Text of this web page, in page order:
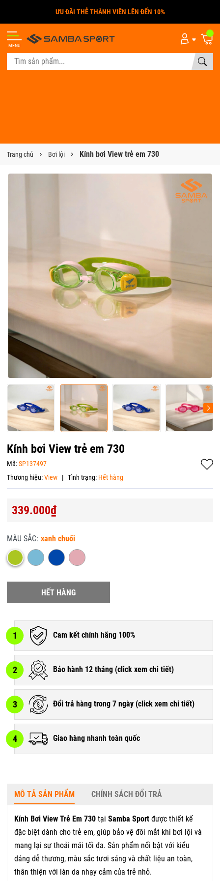
FREE SHIP TOÀN QUỐC TỪ 300K
MENU
Trang chủ Bơi lội Kính bơi View trẻ em 730
Kính bơi View trẻ em 730
Mã:SP137497
Thương hiệu:View | Tình trạng: Hết hàng
339.000₫
MÀU SẮC: xanh chuối
HẾT HÀNG
1 Cam kết chính hãng 100%
2 Bảo hành 12 tháng (click xem chi tiết)
3 Đổi trả hàng trong 7 ngày (click xem chi tiết)
4 Giao hàng nhanh toàn quốc
MÔ TẢ SẢN PHẨM CHÍNH SÁCH ĐỔI TRẢ
Kính Bơi View Trẻ Em 730 tại Samba Sport được thiết kế
đặc biệt dành cho trẻ em, giúp bảo vệ đôi mắt khi bơi lội và
mang lại sự thoải mái tối đa. Sản phẩm nổi bật với kiểu
dáng dễ thương, màu sắc tươi sáng và chất liệu an toàn,
thân thiện với làn da nhạy cảm của trẻ nhỏ.